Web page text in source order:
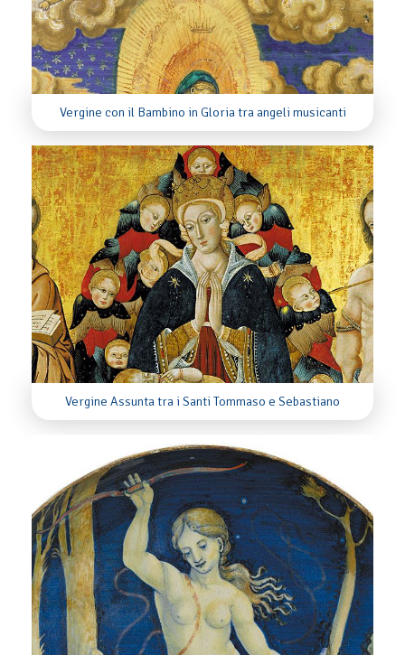
Vergine con il Bambino in Gloria tra angeli musicanti
Vergine Assunta tra i Santi Tommaso e Sebastiano